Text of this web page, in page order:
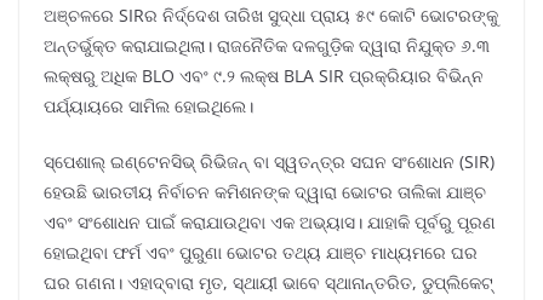
ଅଞ୍ଚଳରେ SIRର ନିର୍ଦ୍ଦେଶ ତାରିଖ ସୁଦ୍ଧା ପ୍ରାୟ ୫୯ କୋଟି ଭୋଟରଙ୍କୁ
ଅନ୍ତର୍ଭୁକ୍ତ କରାଯାଇଥିଲା। ରାଜନୈତିକ ଦଳଗୁଡ଼ିକ ଦ୍ୱାରା ନିଯୁକ୍ତ ୬.୩
ଲକ୍ଷରୁ ଅଧିକ BLO ଏବଂ ୯.୨ ଲକ୍ଷ BLA SIR ପ୍ରକ୍ରିୟାର ବିଭିନ୍ନ
ପର୍ଯ୍ୟାୟରେ ସାମିଲ ହୋଇଥିଲେ।
ସ୍ପେଶାଲ୍ ଇଣ୍ଟେନସିଭ୍ ରିଭିଜନ୍ ବା ସ୍ୱତନ୍ତ୍ର ସଘନ ସଂଶୋଧନ (SIR)
ହେଉଛି ଭାରତୀୟ ନିର୍ବାଚନ କମିଶନଙ୍କ ଦ୍ୱାରା ଭୋଟର ତାଲିକା ଯାଞ୍ଚ
ଏବଂ ସଂଶୋଧନ ପାଇଁ କରାଯାଉଥିବା ଏକ ଅଭ୍ୟାସ। ଯାହାକି ପୂର୍ବରୁ ପୂରଣ
ହୋଇଥିବା ଫର୍ମ ଏବଂ ପୁରୁଣା ଭୋଟର ତଥ୍ୟ ଯାଞ୍ଚ ମାଧ୍ୟମରେ ଘର
ଘର ଗଣନା। ଏହାଦ୍ବାରା ମୃତ, ସ୍ଥାୟୀ ଭାବେ ସ୍ଥାନାନ୍ତରିତ, ଡୁପ୍ଲିକେଟ୍